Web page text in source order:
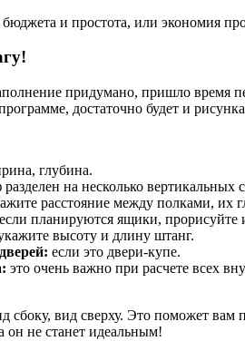
и простота, или экономия
придумано, пришло время
достаточно будет и
глубина.
на несколько вертикальных
расстояние между полками, их
если планируются ящики, прорисуйте
высоту и длину штанг.
если это двери-купе.
это очень важно при расчете всех
сбоку, вид сверху. Это поможет
он не станет идеальным!